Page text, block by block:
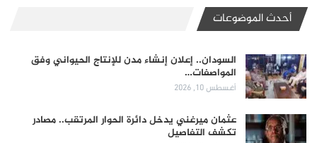
أحدث الموضوعات
السودان.. إعلان إنشاء مدن للإنتاج الحيواني وفق
المواصفات…
أغسطس 10, 2026
عثمان ميرغني يدخل دائرة الحوار المرتقب.. مصادر
تكشف التفاصيل